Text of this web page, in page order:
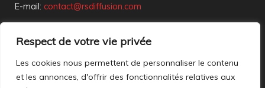
Respect de votre vie privée
Les cookies nous permettent de personnaliser le contenu
et les annonces, d'offrir des fonctionnalités relatives aux
E-mail: contact@rsdiffusion.com
18h00
Réception en magasin sur rendez-vous uniquement